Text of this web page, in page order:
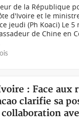
de la République
d'Ivoire et le
jeudi (Ph Koaci) Le 5
de Chine en
: Face aux
clarifie sa